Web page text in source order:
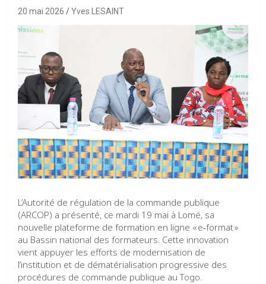
20 mai 2026 Yves LESAINT
L’Autorité de régulation de la commande publique
(ARCOP) a présenté, ce mardi 19 mai à Lomé, sa
nouvelle plateforme de formation en ligne « e‑format »
au Bassin national des formateurs. Cette innovation
vient appuyer les efforts de modernisation de
l’institution et de dématérialisation progressive des
procédures de commande publique au Togo.